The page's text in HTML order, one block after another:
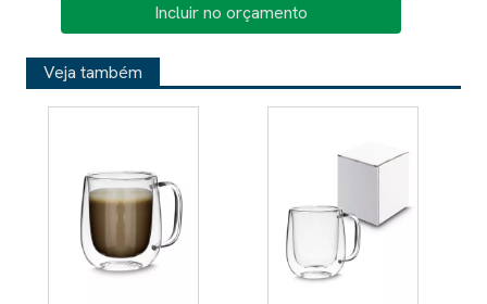
Incluir no orçamento
Veja também